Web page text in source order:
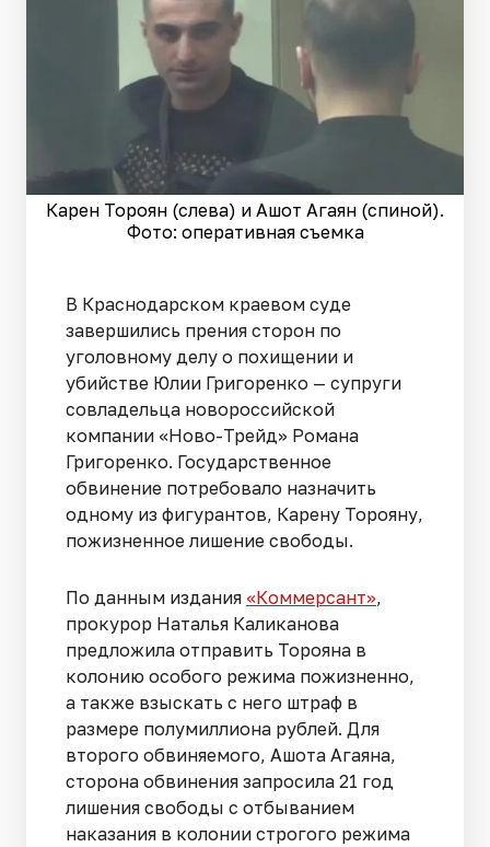
Карен Тороян (слева) и Ашот Агаян (спиной).
Фото: оперативная съемка
В Краснодарском краевом суде
завершились прения сторон по
уголовному делу о похищении и
убийстве Юлии Григоренко — супруги
совладельца новороссийской
компании «Ново-Трейд» Романа
Григоренко. Государственное
обвинение потребовало назначить
одному из фигурантов, Карену Торояну,
пожизненное лишение свободы.
По данным издания «Коммерсант»,
прокурор Наталья Каликанова
предложила отправить Торояна в
колонию особого режима пожизненно,
а также взыскать с него штраф в
размере полумиллиона рублей. Для
второго обвиняемого, Ашота Агаяна,
сторона обвинения запросила 21 год
лишения свободы с отбыванием
наказания в колонии строгого режима